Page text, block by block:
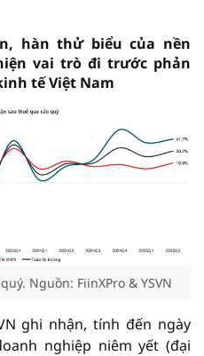
hàn thử biểu của nền
vai trò đi trước phản
tế Việt Nam
Nguồn: FiinXPro & YSVN
ghi nhận, tính đến ngày
nghiệp niêm yết (đại